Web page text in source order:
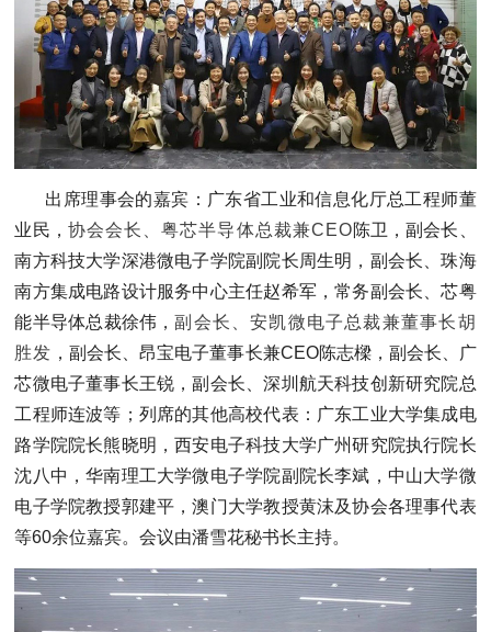
出席理事会的嘉宾：广东省工业和信息化厅总工程师董
业民， 协会会长、粤芯半导体总裁兼CEO陈卫，副会长、
南方科技大学深港微电子学院副院长周生明，副会长、珠海
南方集成电路设计服务中心主任赵希军，常务副会长、芯粤
能半导体总裁徐伟，副会长、安凯微电子总裁兼董事长胡
胜发 ，副会长、昂宝电子董事长兼CEO陈志樑，副会长、广
芯微电子董事长王锐，副会长、深圳航天科技创新研究院总
工程师连波等；列席的其他高校代表：广东工业大学集成电
路学院院长熊晓明，西安电子科技大学广州研究院执行院长
沈八中，华南理工大学微电子学院副院长李斌，中山大学微
电子学院教授郭建平，澳门大学教授黄沫及协会各理事代表
等60余位嘉宾。会议由潘雪花秘书长主持。